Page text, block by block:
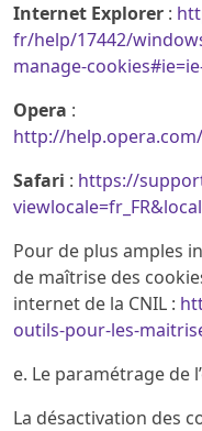
Internet Explorer :
fr/help/17442/
manage-
Opera :
http://
Safari : https://
Pour de plus amples
de maîtrise des
internet de la CNIL :
outils-pour-les-
e. Le paramétrage de
La désactivation des